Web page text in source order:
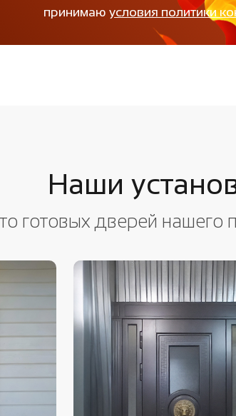
принимаю условия политики
Наши
готовых дверей нашего